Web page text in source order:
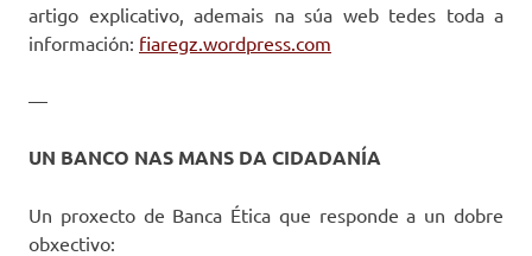
artigo explicativo, ademais na súa web tedes toda a
información: fiaregz.wordpress.com
—
UN BANCO NAS MANS DA CIDADANÍA
Un proxecto de Banca Ética que responde a un dobre
obxectivo: